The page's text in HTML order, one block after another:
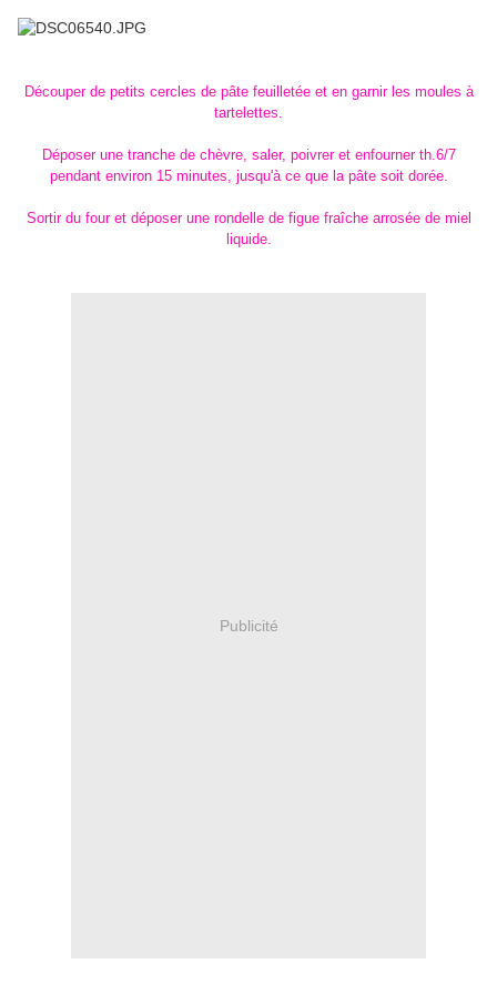
Découper de petits cercles de pâte feuilletée et en garnir les moules à
tartelettes.
Déposer une tranche de chèvre, saler, poivrer et enfourner th.6/7
pendant environ 15 minutes, jusqu'à ce que la pâte soit dorée.
Sortir du four et déposer une rondelle de figue fraîche arrosée de miel
liquide.
Publicité